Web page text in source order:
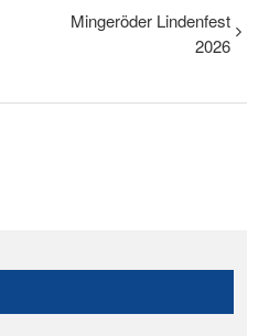
Mingeröder Lindenfest
2026